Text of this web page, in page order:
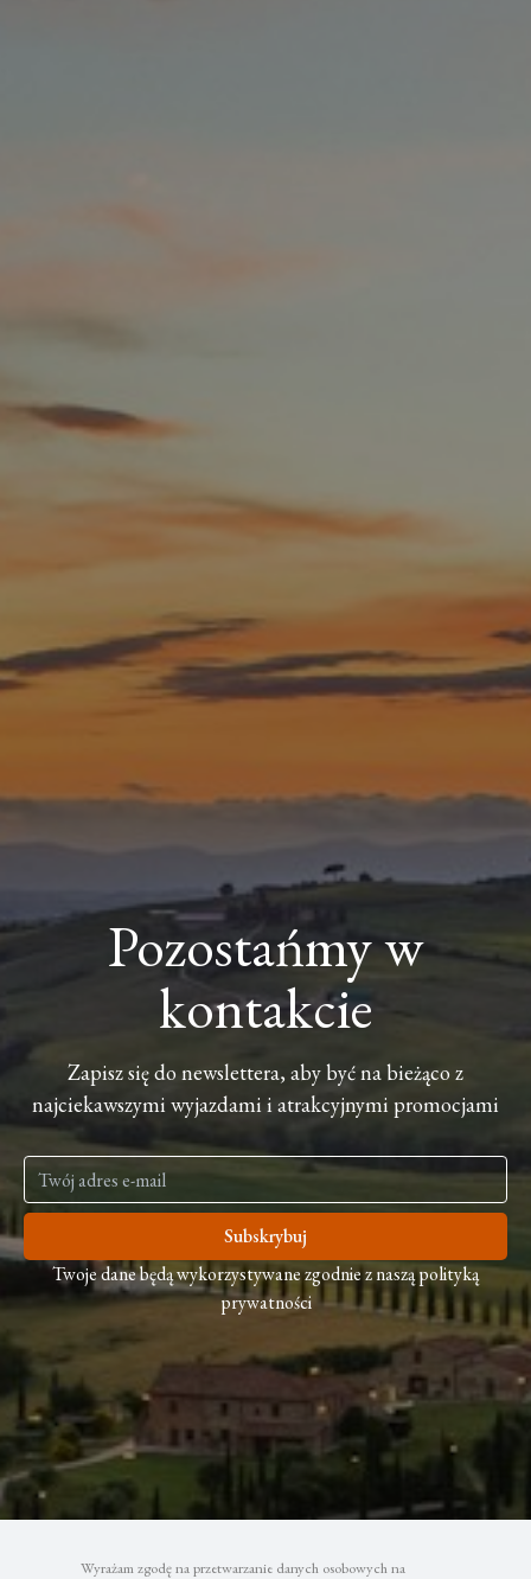
Wyrażam zgodę na przetwarzanie danych osobowych na
Pozostańmy w
kontakcie
Zapisz się do newslettera, aby być na bieżąco z
najciekawszymi wyjazdami i atrakcyjnymi promocjami
Subskrybuj
Twoje dane będą wykorzystywane zgodnie z naszą polityką
prywatności